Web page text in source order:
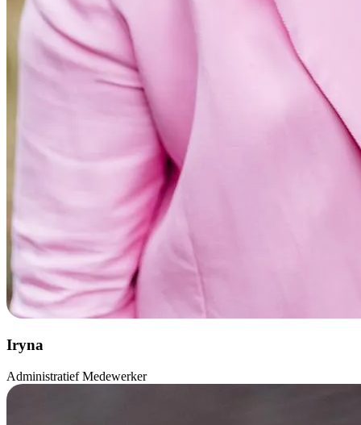
Iryna
Administratief Medewerker